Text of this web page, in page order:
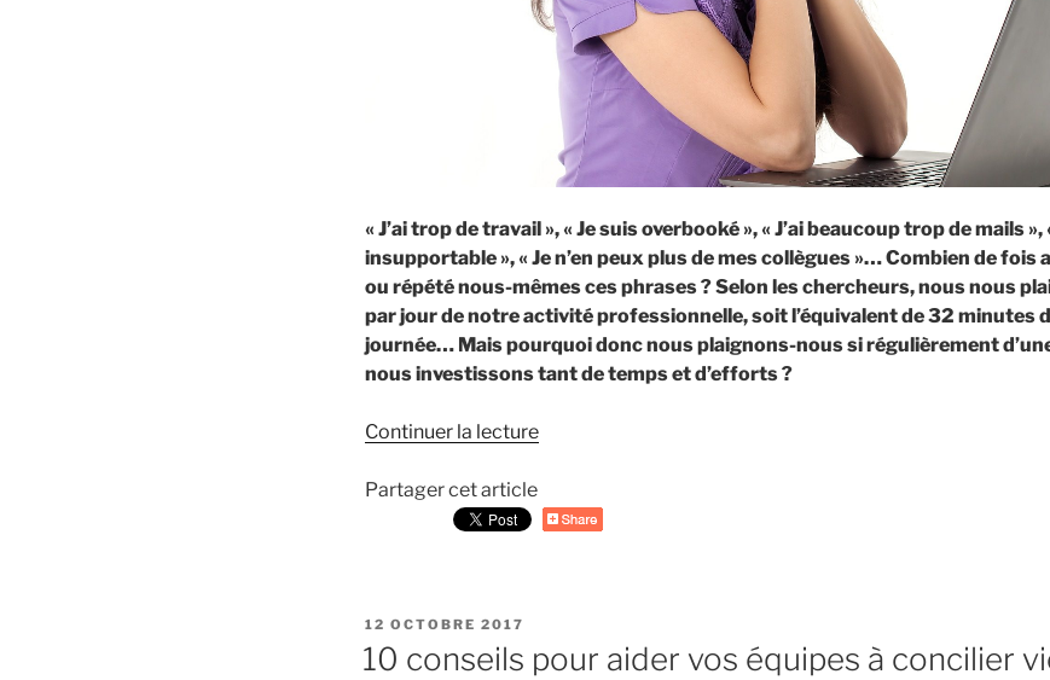
« J’ai trop de travail », « Je suis overbooké », « J’ai beaucoup trop de mails
insupportable », « Je n’en peux plus de mes collègues »… Combien de fois
ou répété nous-mêmes ces phrases ? Selon les chercheurs, nous nous
par jour de notre activité professionnelle, soit l’équivalent de 32 minutes
journée… Mais pourquoi donc nous plaignons-nous si régulièrement
nous investissons tant de temps et d’efforts ?
Continuer la lecture
l’on
au
Partager cet article
PUBLIÉ
LE
12 OCTOBRE 2017
10 conseils pour aider vos équipes à concilier